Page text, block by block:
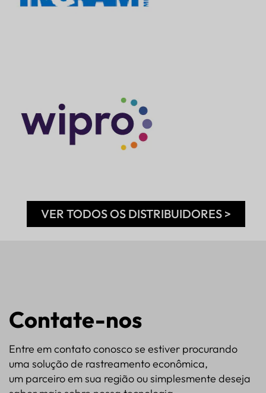
VER TODOS OS DISTRIBUIDORES >
Contate-nos
Entre em contato conosco se estiver procurando
uma solução de rastreamento econômica,
um parceiro em sua região ou simplesmente deseja